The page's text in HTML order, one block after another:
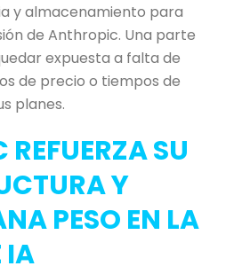
y almacenamiento para
de Anthropic. Una parte
expuesta a falta de
de precio o tiempos de
planes.
SU
Y
PESO EN LA
IA